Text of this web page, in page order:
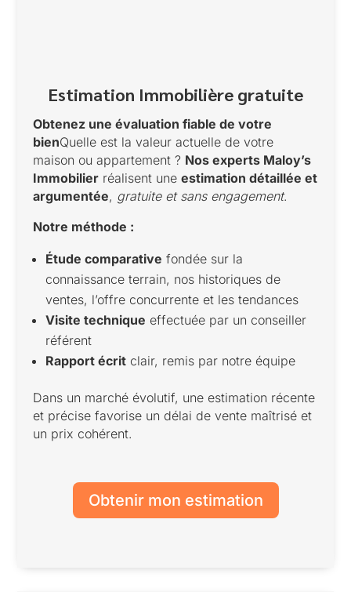
Estimation Immobilière gratuite
Obtenez une évaluation fiable de votre
bienQuelle est la valeur actuelle de votre
maison ou appartement ? Nos experts Maloy’s
Immobilier réalisent uneestimation détaillée et
argumentée, gratuite et sans engagement.
Notre méthode :
Étude comparative fondée sur la
connaissance terrain, nos historiques de
ventes, l’offre concurrente et les tendances
Visite technique effectuée par un conseiller
référent
Rapport écrit clair, remis par notre équipe
Dans un marché évolutif, une estimation récente
et précise favorise un délai de vente maîtrisé et
un prix cohérent.
Obtenir mon estimation